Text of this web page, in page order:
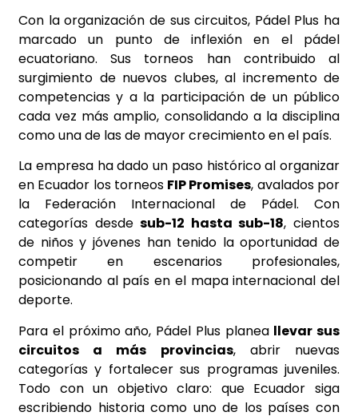
Con la organización de sus circuitos, Pádel Plus ha
marcado un punto de inflexión en el pádel
ecuatoriano. Sus torneos han contribuido al
surgimiento de nuevos clubes, al incremento de
competencias y a la participación de un público
cada vez más amplio, consolidando a la disciplina
como una de las de mayor crecimiento en el país.
La empresa ha dado un paso histórico al organizar
en Ecuador los torneos FIP Promises, avalados por
la Federación Internacional de Pádel. Con
categorías desdesub-12 hasta sub-18, cientos
de niños y jóvenes han tenido la oportunidad de
competir en escenarios profesionales,
posicionando al país en el mapa internacional del
deporte.
Para el próximo año, Pádel Plus planea llevar sus
circuitos a más provincias, abrir nuevas
categorías y fortalecer sus programas juveniles.
Todo con un objetivo claro: que Ecuador siga
escribiendo historia como uno de los países con